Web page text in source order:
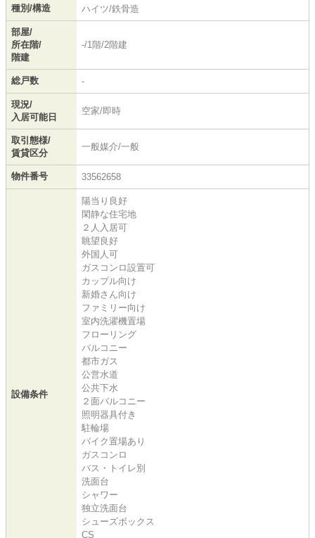
種別/構造 ハイツ/鉄骨造
部屋/
所在階/
階建
-/1階/2階建
総戸数 -
現況/
入居可能日
空家/即時
取引態様/
賃貸区分
一般媒介/一般
物件番号 33562658
設備条件
陽当り良好
閑静な住宅地
２人入居可
眺望良好
外国人可
ガスコンロ設置可
カップル向け
新婚さん向け
ファミリー向け
室内洗濯機置場
フローリング
バルコニー
都市ガス
公営水道
公共下水
２面バルコニー
照明器具付き
駐輪場
バイク置場あり
ガスコンロ
バス・トイレ別
洗面台
シャワー
独立洗面台
シューズボックス
CS